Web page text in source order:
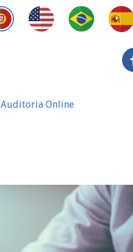
Auditoria Online